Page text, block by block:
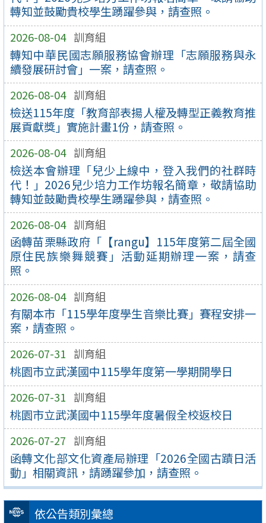
轉知並鼓勵貴校學生踴躍參與，請查照。
2026-08-04 訓育組
轉知中華民國志願服務協會辦理「志願服務與永
續發展研討會」一案，請查照。
2026-08-04 訓育組
檢送115年度「教育部表揚人權及轉型正義教育推
展貢獻獎」實施計畫1份，請查照。
2026-08-04 訓育組
檢送本會辦理「兒少上線中，登入我們的社群時
代！」2026兒少培力工作坊報名簡章，敬請協助
轉知並鼓勵貴校學生踴躍參與，請查照。
2026-08-04 訓育組
函轉苗栗縣政府「【rangu】115年度第二屆全國
原住民族樂舞競賽」活動延期辦理一案，請查
照。
2026-08-04 訓育組
有關本市「115學年度學生音樂比賽」賽程安排一
案，請查照。
2026-07-31 訓育組
桃園市立武漢國中115學年度第一學期開學日
2026-07-31 訓育組
桃園市立武漢國中115學年度暑假全校返校日
2026-07-27 訓育組
函轉文化部文化資產局辦理「2026全國古蹟日活
動」相關資訊，請踴躍參加，請查照。
依公告類別彙總